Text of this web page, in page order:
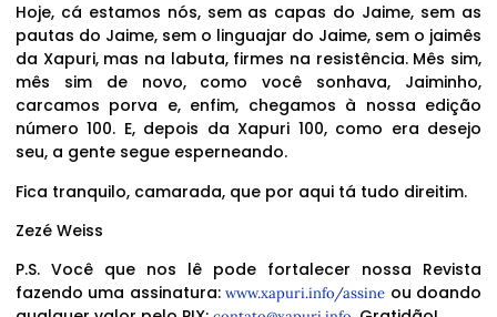
Hoje, cá estamos nós, sem as capas do Jaime, sem as
pautas do Jaime, sem o linguajar do Jaime, sem o jaimês
da Xapuri, mas na labuta, firmes na resistência. Mês sim,
mês sim de novo, como você sonhava, Jaiminho,
carcamos porva e, enfim, chegamos à nossa edição
número 100. E, depois da Xapuri 100, como era desejo
seu, a gente segue esperneando.
Fica tranquilo, camarada, que por aqui tá tudo direitim.
Zezé Weiss
P.S. Você que nos lê pode fortalecer nossa Revista
fazendo uma assinatura:www.xapuri.info/assine ou doando